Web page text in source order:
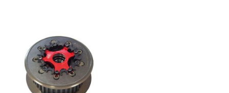
MOTORRADZUBEHÖR
MOTORRADGEPÄCK
SPORTBEKLEIDUNG